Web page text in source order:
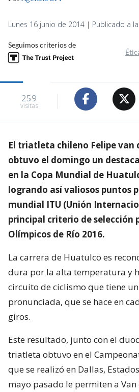
Lunes 16 junio de 2014 | Publicado a
Seguimos criterios de
259
visitas
El triatleta chileno Felipe van
obtuvo el domingo un
en la Copa Mundial de
logrando así valiosos puntos
mundial ITU (Unión
principal criterio de selección
Olímpicos de Río 2016.
La carrera de Huatulco es
dura por la alta temperatura y
circuito de ciclismo que tiene
pronunciada, que se hace en
giros.
Este resultado, junto con el
triatleta obtuvo en el
que se realizó en Dallas,
mayo pasado le permiten a